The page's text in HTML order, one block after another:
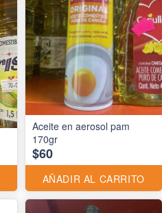
Aceite en aerosol pam
170gr
$60
AÑADIR AL CARRITO